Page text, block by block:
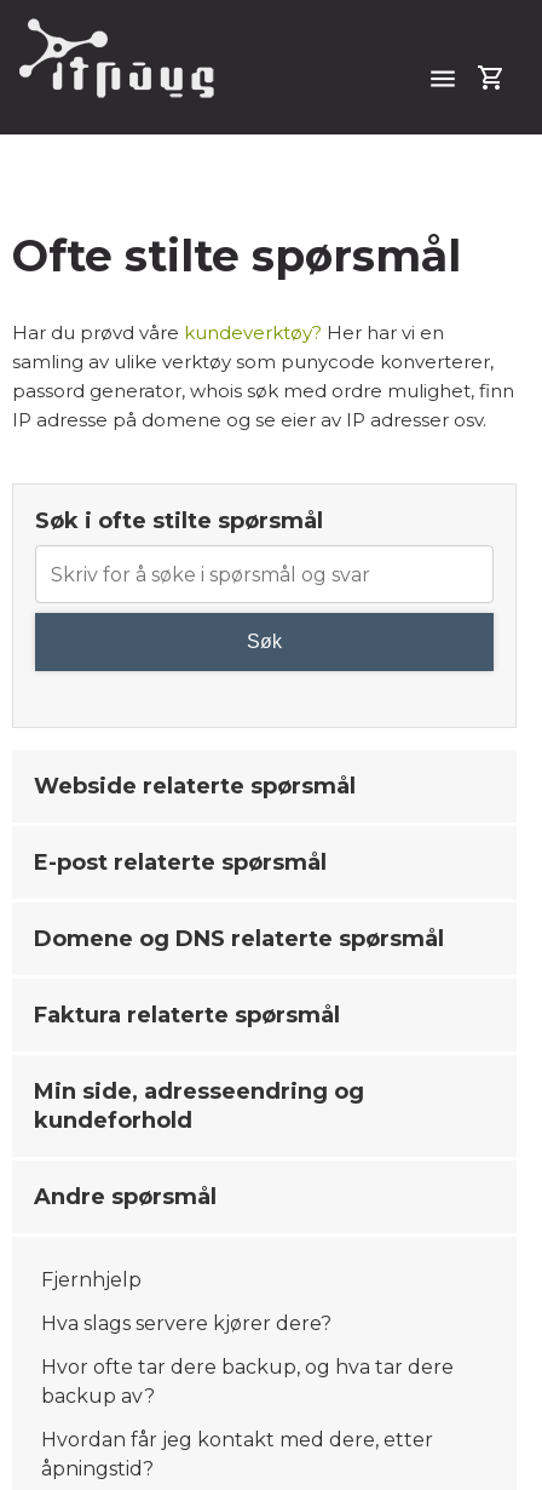
menu shopping_cart
Ofte stilte spørsmål
Har du prøvd våre kundeverktøy? Her har vi en
samling av ulike verktøy som punycode konverterer,
passord generator, whois søk med ordre mulighet, finn
IP adresse på domene og se eier av IP adresser osv.
Søk i ofte stilte spørsmål
Søk
Webside relaterte spørsmål
E-post relaterte spørsmål
Domene og DNS relaterte spørsmål
Faktura relaterte spørsmål
Min side, adresseendring og
kundeforhold
Andre spørsmål
Fjernhjelp
Hva slags servere kjører dere?
Hvor ofte tar dere backup, og hva tar dere
backup av?
Hvordan får jeg kontakt med dere, etter
åpningstid?